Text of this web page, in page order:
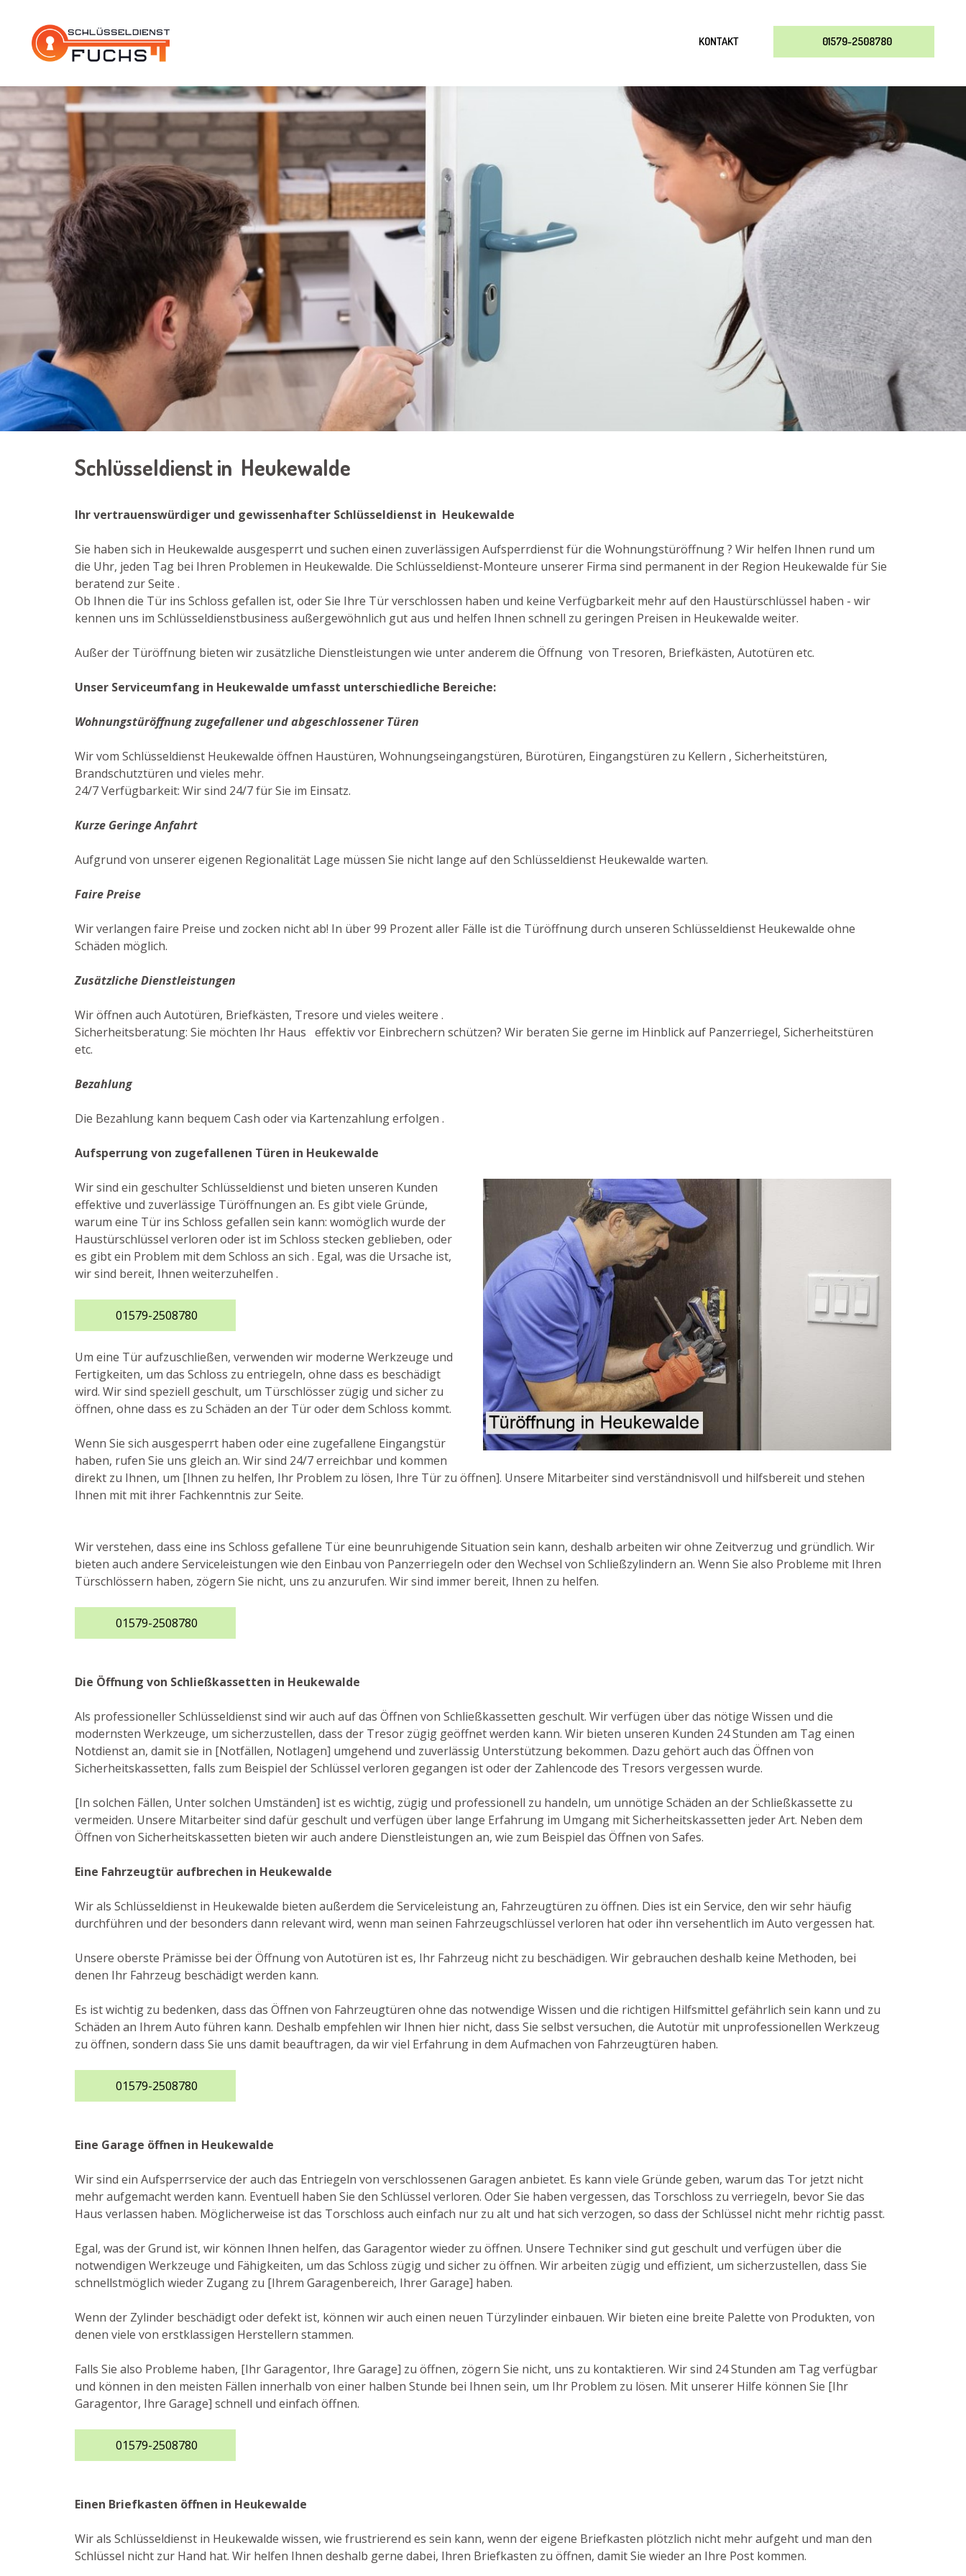
KONTAKT 01579-2508780
Schlüsseldienst in Heukewalde
Ihr vertrauenswürdiger und gewissenhafter Schlüsseldienst in Heukewalde
Sie haben sich in Heukewalde ausgesperrt und suchen einen zuverlässigen Aufsperrdienst für die Wohnungstüröffnung ? Wir helfen Ihnen rund um
die Uhr, jeden Tag bei Ihren Problemen in Heukewalde. Die Schlüsseldienst-Monteure unserer Firma sind permanent in der Region Heukewalde für Sie
beratend zur Seite .
Ob Ihnen die Tür ins Schloss gefallen ist, oder Sie Ihre Tür verschlossen haben und keine Verfügbarkeit mehr auf den Haustürschlüssel haben - wir
kennen uns im Schlüsseldienstbusiness außergewöhnlich gut aus und helfen Ihnen schnell zu geringen Preisen in Heukewalde weiter.
Außer der Türöffnung bieten wir zusätzliche Dienstleistungen wie unter anderem die Öffnung von Tresoren, Briefkästen, Autotüren etc.
Unser Serviceumfang in Heukewalde umfasst unterschiedliche Bereiche:
Wohnungstüröffnung zugefallener und abgeschlossener Türen
Wir vom Schlüsseldienst Heukewalde öffnen Haustüren, Wohnungseingangstüren, Bürotüren, Eingangstüren zu Kellern , Sicherheitstüren,
Brandschutztüren und vieles mehr.
24/7 Verfügbarkeit: Wir sind 24/7 für Sie im Einsatz.
Kurze Geringe Anfahrt
Aufgrund von unserer eigenen Regionalität Lage müssen Sie nicht lange auf den Schlüsseldienst Heukewalde warten.
Faire Preise
Wir verlangen faire Preise und zocken nicht ab! In über 99 Prozent aller Fälle ist die Türöffnung durch unseren Schlüsseldienst Heukewalde ohne
Schäden möglich.
Zusätzliche Dienstleistungen
Wir öffnen auch Autotüren, Briefkästen, Tresore und vieles weitere .
Sicherheitsberatung: Sie möchten Ihr Haus effektiv vor Einbrechern schützen? Wir beraten Sie gerne im Hinblick auf Panzerriegel, Sicherheitstüren
etc.
Bezahlung
Die Bezahlung kann bequem Cash oder via Kartenzahlung erfolgen .
Aufsperrung von zugefallenen Türen in Heukewalde
Wir sind ein geschulter Schlüsseldienst und bieten unseren Kunden
effektive und zuverlässige Türöffnungen an. Es gibt viele Gründe,
warum eine Tür ins Schloss gefallen sein kann: womöglich wurde der
Haustürschlüssel verloren oder ist im Schloss stecken geblieben, oder
es gibt ein Problem mit dem Schloss an sich . Egal, was die Ursache ist,
wir sind bereit, Ihnen weiterzuhelfen .
01579-2508780
Um eine Tür aufzuschließen, verwenden wir moderne Werkzeuge und
Fertigkeiten, um das Schloss zu entriegeln, ohne dass es beschädigt
wird. Wir sind speziell geschult, um Türschlösser zügig und sicher zu
öffnen, ohne dass es zu Schäden an der Tür oder dem Schloss kommt.
Wenn Sie sich ausgesperrt haben oder eine zugefallene Eingangstür
haben, rufen Sie uns gleich an. Wir sind 24/7 erreichbar und kommen
direkt zu Ihnen, um [Ihnen zu helfen, Ihr Problem zu lösen, Ihre Tür zu öffnen]. Unsere Mitarbeiter sind verständnisvoll und hilfsbereit und stehen
Ihnen mit mit ihrer Fachkenntnis zur Seite.
Wir verstehen, dass eine ins Schloss gefallene Tür eine beunruhigende Situation sein kann, deshalb arbeiten wir ohne Zeitverzug und gründlich. Wir
bieten auch andere Serviceleistungen wie den Einbau von Panzerriegeln oder den Wechsel von Schließzylindern an. Wenn Sie also Probleme mit Ihren
Türschlössern haben, zögern Sie nicht, uns zu anzurufen. Wir sind immer bereit, Ihnen zu helfen.
01579-2508780
Die Öffnung von Schließkassetten in Heukewalde
Als professioneller Schlüsseldienst sind wir auch auf das Öffnen von Schließkassetten geschult. Wir verfügen über das nötige Wissen und die
modernsten Werkzeuge, um sicherzustellen, dass der Tresor zügig geöffnet werden kann. Wir bieten unseren Kunden 24 Stunden am Tag einen
Notdienst an, damit sie in [Notfällen, Notlagen] umgehend und zuverlässig Unterstützung bekommen. Dazu gehört auch das Öffnen von
Sicherheitskassetten, falls zum Beispiel der Schlüssel verloren gegangen ist oder der Zahlencode des Tresors vergessen wurde.
[In solchen Fällen, Unter solchen Umständen] ist es wichtig, zügig und professionell zu handeln, um unnötige Schäden an der Schließkassette zu
vermeiden. Unsere Mitarbeiter sind dafür geschult und verfügen über lange Erfahrung im Umgang mit Sicherheitskassetten jeder Art. Neben dem
Öffnen von Sicherheitskassetten bieten wir auch andere Dienstleistungen an, wie zum Beispiel das Öffnen von Safes.
Eine Fahrzeugtür aufbrechen in Heukewalde
Wir als Schlüsseldienst in Heukewalde bieten außerdem die Serviceleistung an, Fahrzeugtüren zu öffnen. Dies ist ein Service, den wir sehr häufig
durchführen und der besonders dann relevant wird, wenn man seinen Fahrzeugschlüssel verloren hat oder ihn versehentlich im Auto vergessen hat.
Unsere oberste Prämisse bei der Öffnung von Autotüren ist es, Ihr Fahrzeug nicht zu beschädigen. Wir gebrauchen deshalb keine Methoden, bei
denen Ihr Fahrzeug beschädigt werden kann.
Es ist wichtig zu bedenken, dass das Öffnen von Fahrzeugtüren ohne das notwendige Wissen und die richtigen Hilfsmittel gefährlich sein kann und zu
Schäden an Ihrem Auto führen kann. Deshalb empfehlen wir Ihnen hier nicht, dass Sie selbst versuchen, die Autotür mit unprofessionellen Werkzeug
zu öffnen, sondern dass Sie uns damit beauftragen, da wir viel Erfahrung in dem Aufmachen von Fahrzeugtüren haben.
01579-2508780
Eine Garage öffnen in Heukewalde
Wir sind ein Aufsperrservice der auch das Entriegeln von verschlossenen Garagen anbietet. Es kann viele Gründe geben, warum das Tor jetzt nicht
mehr aufgemacht werden kann. Eventuell haben Sie den Schlüssel verloren. Oder Sie haben vergessen, das Torschloss zu verriegeln, bevor Sie das
Haus verlassen haben. Möglicherweise ist das Torschloss auch einfach nur zu alt und hat sich verzogen, so dass der Schlüssel nicht mehr richtig passt.
Egal, was der Grund ist, wir können Ihnen helfen, das Garagentor wieder zu öffnen. Unsere Techniker sind gut geschult und verfügen über die
notwendigen Werkzeuge und Fähigkeiten, um das Schloss zügig und sicher zu öffnen. Wir arbeiten zügig und effizient, um sicherzustellen, dass Sie
schnellstmöglich wieder Zugang zu [Ihrem Garagenbereich, Ihrer Garage] haben.
Wenn der Zylinder beschädigt oder defekt ist, können wir auch einen neuen Türzylinder einbauen. Wir bieten eine breite Palette von Produkten, von
denen viele von erstklassigen Herstellern stammen.
Falls Sie also Probleme haben, [Ihr Garagentor, Ihre Garage] zu öffnen, zögern Sie nicht, uns zu kontaktieren. Wir sind 24 Stunden am Tag verfügbar
und können in den meisten Fällen innerhalb von einer halben Stunde bei Ihnen sein, um Ihr Problem zu lösen. Mit unserer Hilfe können Sie [Ihr
Garagentor, Ihre Garage] schnell und einfach öffnen.
01579-2508780
Einen Briefkasten öffnen in Heukewalde
Wir als Schlüsseldienst in Heukewalde wissen, wie frustrierend es sein kann, wenn der eigene Briefkasten plötzlich nicht mehr aufgeht und man den
Schlüssel nicht zur Hand hat. Wir helfen Ihnen deshalb gerne dabei, Ihren Briefkasten zu öffnen, damit Sie wieder an Ihre Post kommen.